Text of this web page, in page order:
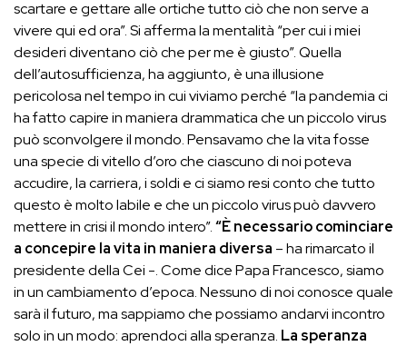
scartare e gettare alle ortiche tutto ciò che non serve a
vivere qui ed ora”. Si afferma la mentalità “per cui i miei
desideri diventano ciò che per me è giusto”. Quella
dell’autosufficienza, ha aggiunto, è una illusione
pericolosa nel tempo in cui viviamo perché “la pandemia ci
ha fatto capire in maniera drammatica che un piccolo virus
può sconvolgere il mondo. Pensavamo che la vita fosse
una specie di vitello d’oro che ciascuno di noi poteva
accudire, la carriera, i soldi e ci siamo resi conto che tutto
questo è molto labile e che un piccolo virus può davvero
mettere in crisi il mondo intero”.“È necessario cominciare
a concepire la vita in maniera diversa – ha rimarcato il
presidente della Cei -. Come dice Papa Francesco, siamo
in un cambiamento d’epoca. Nessuno di noi conosce quale
sarà il futuro, ma sappiamo che possiamo andarvi incontro
solo in un modo: aprendoci alla speranza. La speranza